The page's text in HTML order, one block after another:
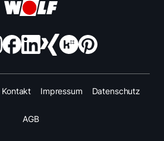
Kontakt Impressum Datenschutz
AGB